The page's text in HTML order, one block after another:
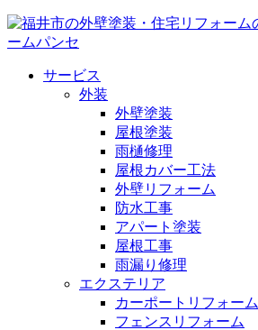
サービス
外装
外壁塗装
屋根塗装
雨樋修理
屋根カバー工法
外壁リフォーム
防水工事
アパート塗装
屋根工事
雨漏り修理
エクステリア
カーポートリフォーム
フェンスリフォーム